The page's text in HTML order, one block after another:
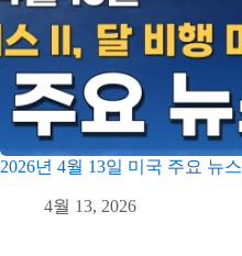
2026년 4월 13일 미국 주요 뉴스
4월 13, 2026